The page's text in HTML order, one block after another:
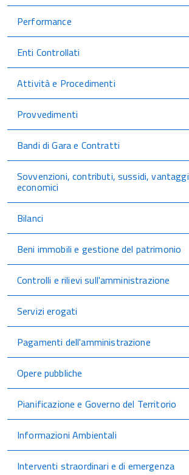
Performance
Enti Controllati
Attività e Procedimenti
Provvedimenti
Bandi di Gara e Contratti
Sovvenzioni, contributi, sussidi, vantaggi
economici
Bilanci
Beni immobili e gestione del patrimonio
Controlli e rilievi sull'amministrazione
Servizi erogati
Pagamenti dell'amministrazione
Opere pubbliche
Pianificazione e Governo del Territorio
Informazioni Ambientali
Interventi straordinari e di emergenza